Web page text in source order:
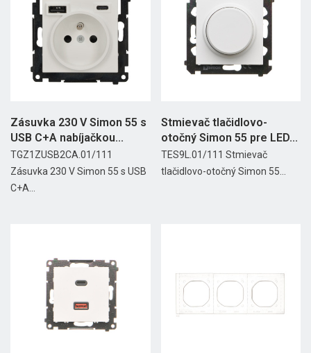
Zásuvka 230 V Simon 55 s
USB C+A nabíjačkou...
TGZ1ZUSB2CA.01/111
Zásuvka 230 V Simon 55 s USB
C+A...
Stmievač tlačidlovo-
otočný Simon 55 pre LED...
TES9L.01/111 Stmievač
tlačidlovo-otočný Simon 55...